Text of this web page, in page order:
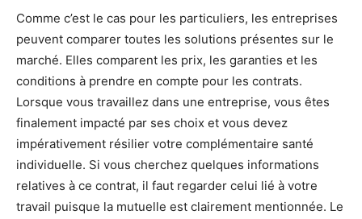
Comme c’est le cas pour les particuliers, les entreprises
peuvent comparer toutes les solutions présentes sur le
marché. Elles comparent les prix, les garanties et les
conditions à prendre en compte pour les contrats.
Lorsque vous travaillez dans une entreprise, vous êtes
finalement impacté par ses choix et vous devez
impérativement résilier votre complémentaire santé
individuelle. Si vous cherchez quelques informations
relatives à ce contrat, il faut regarder celui lié à votre
travail puisque la mutuelle est clairement mentionnée. Le